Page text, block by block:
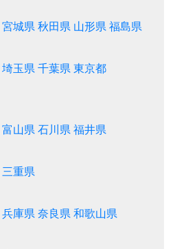
宮城県 秋田県 山形県 福島県
埼玉県 千葉県 東京都
富山県 石川県 福井県
三重県
兵庫県 奈良県 和歌山県